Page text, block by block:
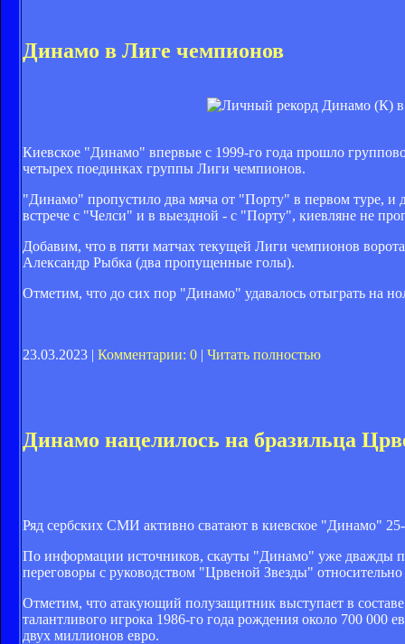
Динамо в Лиге чемпионов
Киевское "Динамо" впервые с 1999-го года прошло
четырех поединках группы Лиги чемпионов.
"Динамо" пропустило два мяча от "Порту" в первом туре,
встрече с "Челси" и в выездной - с "Порту", киевляне не
Добавим, что в пяти матчах текущей Лиги чемпионов
Александр Рыбка (два пропущенные голы).
Отметим, что до сих пор "Динамо" удавалось отыграть на
23.03.2023 | Комментарии: 0 | Читать полностью
Динамо нацелилось на бразильца
Ряд сербских СМИ активно сватают в киевское "Динамо"
По информации источников, скауты "Динамо" уже дважды
переговоры с руководством "Црвеной Звезды" относительно
Отметим, что атакующий полузащитник выступает в составе
талантливого игрока 1986-го года рождения около 700 000
двух миллионов евро.